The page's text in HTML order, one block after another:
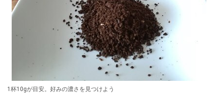
1杯10gが目安。好みの濃さを見つけよう